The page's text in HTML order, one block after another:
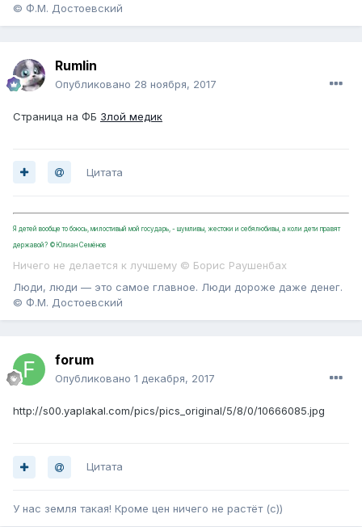
© Ф.М. Достоевский
Rumlin
Опубликовано 28 ноября, 2017
Страница на ФБ Злой медик
Цитата
Я детей вообще то боюсь, милостивый мой государь, - шумливы, жестоки и себялюбивы, а коли дети правят
державой? ©Юлиан Семёнов
Ничего не делается к лучшему © Борис Раушенбах
Люди, люди — это самое главное. Люди дороже даже денег.
© Ф.М. Достоевский
forum
Опубликовано 1 декабря, 2017
http://s00.yaplakal.com/pics/pics_original/5/8/0/10666085.jpg
Цитата
У нас земля такая! Кроме цен ничего не растёт (с))